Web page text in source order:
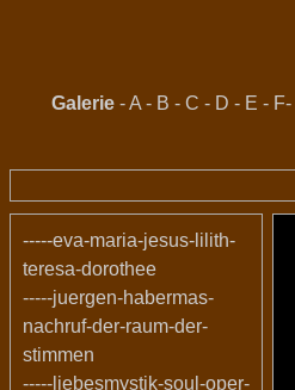
Galerie -A - B - C - D - E - F-
-----eva-maria-jesus-lilith-
teresa-dorothee
-----juergen-habermas-
nachruf-der-raum-der-
stimmen
-----liebesmystik-soul-oper-